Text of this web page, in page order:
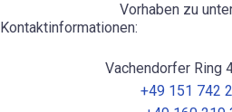
Vorhaben zu
Kontaktinformationen:
Vachendorfer Ring
+49 151 742